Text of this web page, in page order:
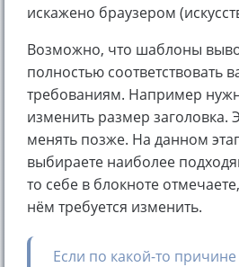
искажено браузером
Возможно, что шаблоны
полностью соответствовать
требованиям. Например
изменить размер заголовка.
менять позже. На данном
выбираете наиболее
то себе в блокноте
нём требуется изменить.
Если по какой-то причине